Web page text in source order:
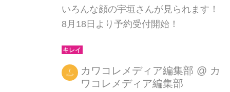
自ら...
いろんな顔の宇垣さんが見られます！
8月18日より予約受付開始！
カワコレメディア編集部 @ カ
ワコレメディア編集部